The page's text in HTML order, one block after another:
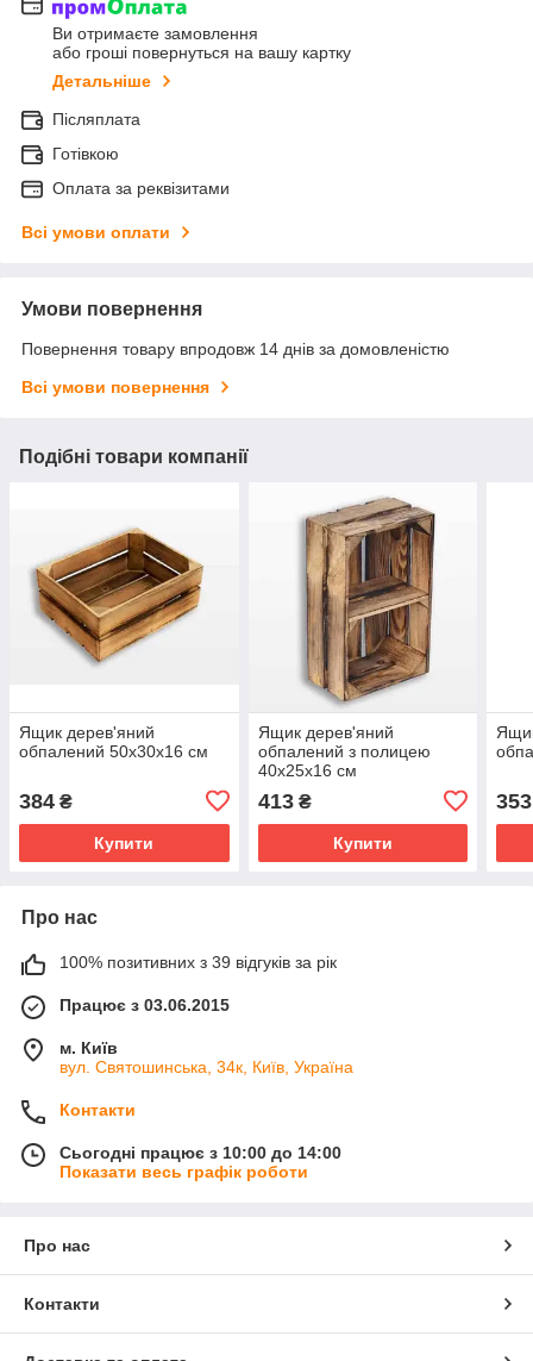
Ви отримаєте замовлення
або гроші повернуться на вашу картку
Детальніше
Післяплата
Готівкою
Оплата за реквізитами
Всі умови оплати
Умови повернення
Повернення товару впродовж 14 днів за домовленістю
Всі умови повернення
Подібні товари компанії
Ящик дерев'яний
обпалений 50x30x16 см
384 ₴
Купити
Ящик дерев'яний
обпалений з полицею
40x25x16 см
413₴
Купити
353
Про нас
100% позитивних з 39 відгуків за рік
Працює з 03.06.2015
м. Київ
вул. Святошинська, 34к, Київ, Україна
Контакти
Сьогодні працює з 10:00 до 14:00
Показати весь графік роботи
Про нас
Контакти